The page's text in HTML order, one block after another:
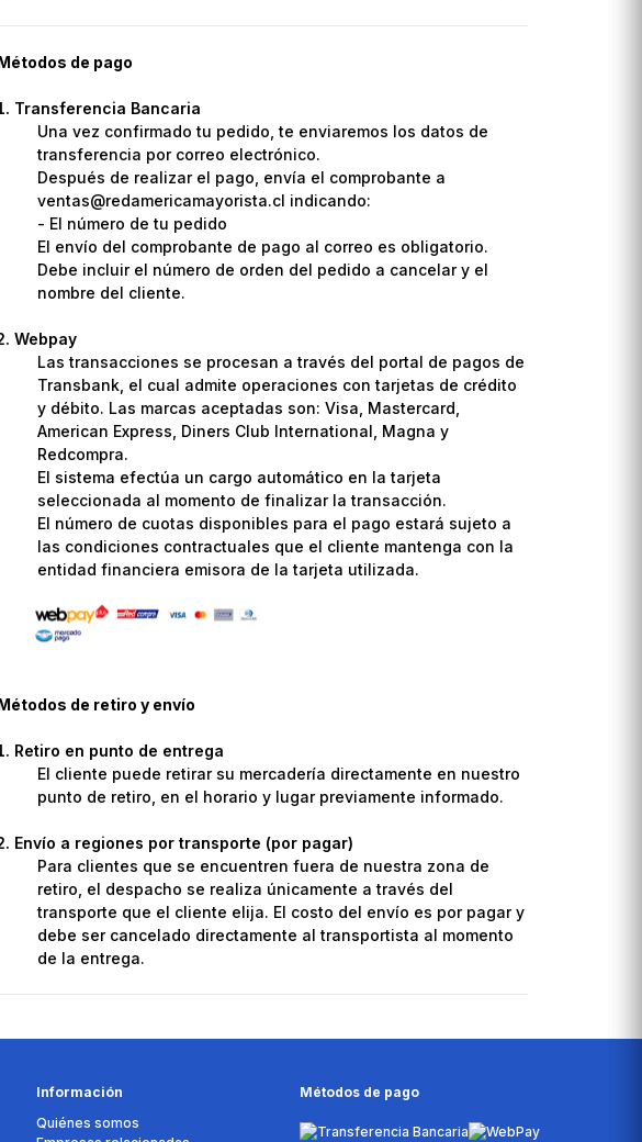
de pago
Transferencia Bancaria
Una vez confirmado tu pedido, te enviaremos los datos de
transferencia por correo electrónico.
Después de realizar el pago, envía el comprobante a
ventas@redamericamayorista.cl indicando:
- El número de tu pedido
El envío del comprobante de pago al correo es obligatorio.
Debe incluir el número de orden del pedido a cancelar y el
nombre del cliente.
Webpay
Las transacciones se procesan a través del portal de pagos de
Transbank, el cual admite operaciones con tarjetas de crédito
y débito. Las marcas aceptadas son: Visa, Mastercard,
American Express, Diners Club International, Magna y
Redcompra.
El sistema efectúa un cargo automático en la tarjeta
seleccionada al momento de finalizar la transacción.
El número de cuotas disponibles para el pago estará sujeto a
las condiciones contractuales que el cliente mantenga con la
entidad financiera emisora de la tarjeta utilizada.
de retiro y envío
Retiro en punto de entrega
El cliente puede retirar su mercadería directamente en nuestro
punto de retiro, en el horario y lugar previamente informado.
Envío a regiones por transporte (por pagar)
Para clientes que se encuentren fuera de nuestra zona de
retiro, el despacho se realiza únicamente a través del
transporte que el cliente elija. El costo del envío es por pagar y
debe ser cancelado directamente al transportista al momento
de la entrega.
Información
Quiénes somos
Métodos de pago